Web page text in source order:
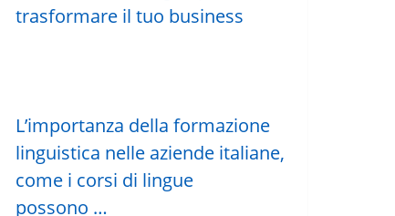
L’importanza della formazione
linguistica nelle aziende italiane,
come i corsi di lingue
possono …